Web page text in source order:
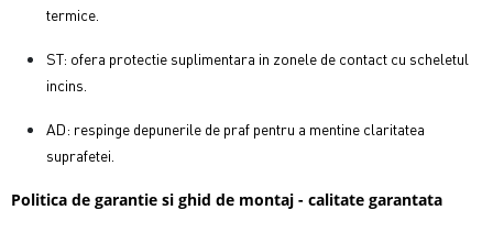
termice.
ST: ofera protectie suplimentara in zonele de contact cu scheletul
incins.
AD: respinge depunerile de praf pentru a mentine claritatea
suprafetei.
Politica de garantie si ghid de montaj - calitate garantata